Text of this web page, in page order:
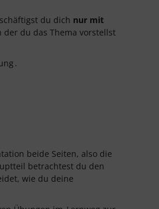
du dich nur mit
du das Thema vorstellst
.
beide Seiten, also die
betrachtest du den
wie du deine